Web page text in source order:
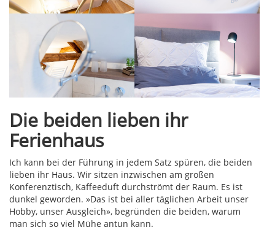
Die beiden lieben ihr
Ferienhaus
Ich kann bei der Führung in jedem Satz spüren, die beiden
lieben ihr Haus. Wir sitzen inzwischen am großen
Konferenztisch, Kaffeeduft durchströmt der Raum. Es ist
dunkel geworden. »Das ist bei aller täglichen Arbeit unser
Hobby, unser Ausgleich», begründen die beiden, warum
man sich so viel Mühe antun kann.